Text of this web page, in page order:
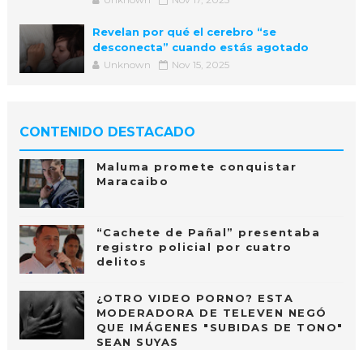
Revelan por qué el cerebro “se
desconecta” cuando estás agotado
Unknown Nov 15, 2025
CONTENIDO DESTACADO
Maluma promete conquistar
Maracaibo
“Cachete de Pañal” presentaba
registro policial por cuatro
delitos
¿OTRO VIDEO PORNO? ESTA
MODERADORA DE TELEVEN NEGÓ
QUE IMÁGENES "SUBIDAS DE TONO"
SEAN SUYAS